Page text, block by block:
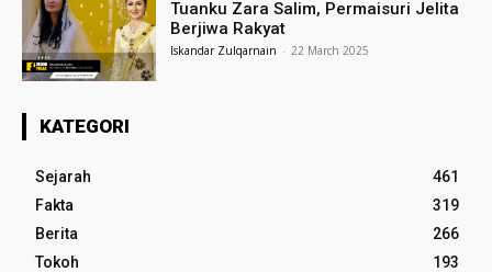
Tuanku Zara Salim, Permaisuri Jelita
Berjiwa Rakyat
Iskandar Zulqarnain - 22 March 2025
KATEGORI
Sejarah
461
Fakta
319
Berita
266
Tokoh
193